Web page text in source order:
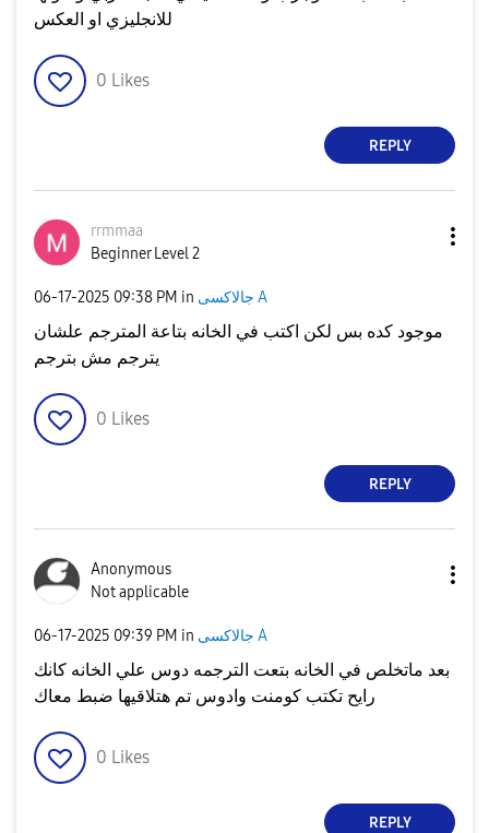
للانجليزي او العكس
0 Likes
REPLY
rrmmaa
Beginner Level 2
‎06-17-2025 09:38 PM in جالاكسى A
موجود كده بس لكن اكتب في الخانه بتاعة المترجم علشان
يترجم مش بترجم
0 Likes
REPLY
Anonymous
Not applicable
‎06-17-2025 09:39 PM in جالاكسى A
بعد ماتخلص في الخانه بتعت الترجمه دوس علي الخانه كانك
رايح تكتب كومنت وادوس تم هتلاقيها ضبط معاك
0 Likes
REPLY